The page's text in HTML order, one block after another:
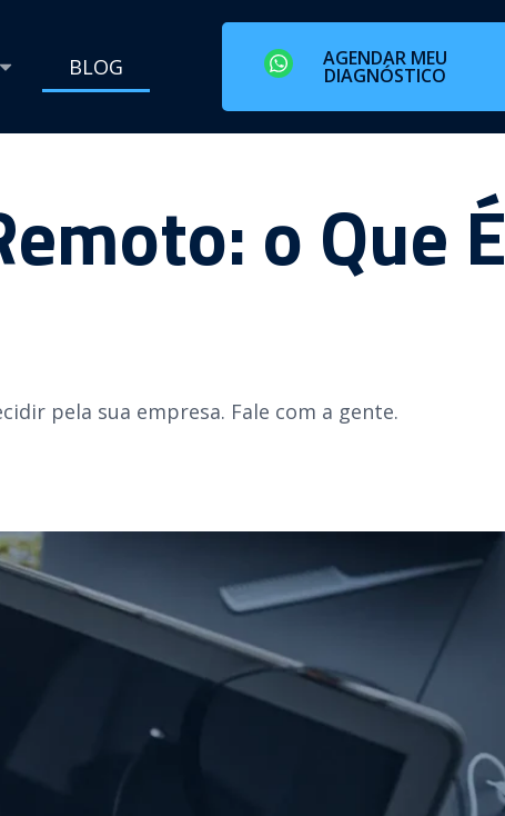
BLOG AGENDAR MEU
DIAGNÓSTICO
o Que É
pela sua empresa. Fale com a gente.